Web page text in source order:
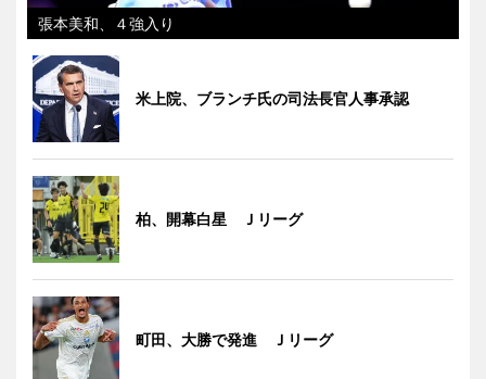
張本美和、４強入り
米上院、ブランチ氏の司法長官人事承認
柏、開幕白星 Ｊリーグ
町田、大勝で発進 Ｊリーグ